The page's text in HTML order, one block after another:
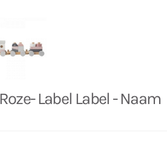
Label Label - Naam